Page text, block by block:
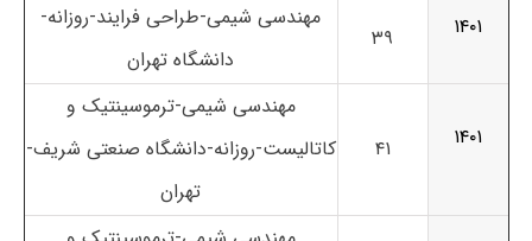
۱۴۰۱
۳۹
مهندسی شیمی-طراحی فرایند-روزانه-
دانشگاه تهران
۱۴۰۱ ۴۱
مهندسی شیمی-ترموسینتیک و
کاتالیست-روزانه-دانشگاه صنعتی شریف-
تهران